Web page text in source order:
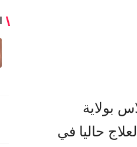
بولاية
حاليا في